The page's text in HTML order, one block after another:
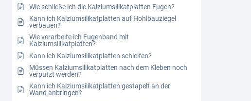
Wie schließe ich die Kalziumsilikatplatten Fugen?
Kann ich Kalziumsilikatplatten auf Hohlbauziegel
verbauen?
Wie verarbeite ich Fugenband mit
Kalziumsilikatplatten?
Kann ich Kalziumsilikatplatten schleifen?
Müssen Kalziumsilikatplatten nach dem Kleben noch
verputzt werden?
Kann ich Kalziumsilikatplatten gestapelt an der
Wand anbringen?